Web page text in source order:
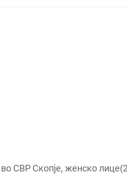
СВР Скопје, женско